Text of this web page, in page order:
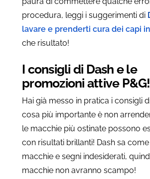
procedura, leggi i suggerimenti di
lavare e prenderti cura dei capi
che risultato!
I consigli di Dash e le
promozioni attive P&G!
Hai già messo in pratica i consigli
cosa più importante è non
le macchie più ostinate possono
con risultati brillanti! Dash sa
macchie e segni indesiderati,
macchie non avranno scampo!